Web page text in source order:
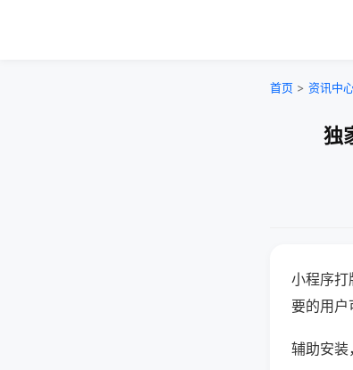
首页 > 资讯中
独
小程序打
要的用户
辅助安